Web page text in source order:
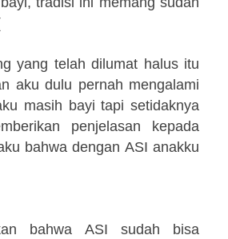
yang telah dilumat halus itu
aku dulu pernah mengalami
masih bayi tapi setidaknya
penjelasan kepada
bahwa dengan ASI anakku
bahwa ASI sudah bisa